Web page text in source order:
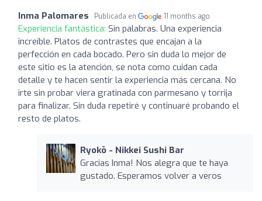
Inma Palomares Publicada en 11 months ago
Experiencia fantástica: Sin palabras. Una experiencia
increíble. Platos de contrastes que encajan a la
perfección en cada bocado. Pero sin duda lo mejor de
este sitio es la atención, se nota como cuidan cada
detalle y te hacen sentir la experiencia más cercana. No
irte sin probar viera gratinada con parmesano y torrija
para finalizar. Sin duda repetiré y continuaré probando el
resto de platos.
Ryokō - Nikkei Sushi Bar
Gracias Inma! Nos alegra que te haya
gustado. Esperamos volver a veros